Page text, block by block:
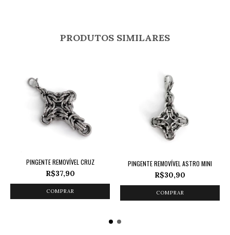
PRODUTOS SIMILARES
PINGENTE REMOVÍVEL CRUZ
R$37,90
PINGENTE REMOVÍVEL ASTRO MINI
R$30,90